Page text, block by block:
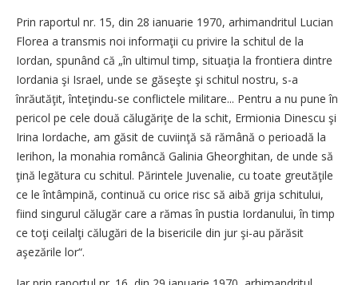
Prin raportul nr. 15, din 28 ianuarie 1970, arhimandritul Lucian
Florea a transmis noi informaţii cu privire la schitul de la
Iordan, spunând că „în ultimul timp, situaţia la frontiera dintre
Iordania şi Israel, unde se găseşte şi schitul nostru, s-a
înrăutăţit, înteţindu-se conflictele militare... Pentru a nu pune în
pericol pe cele două călugăriţe de la schit, Ermionia Dinescu şi
Irina Iordache, am găsit de cuviinţă să rămână o perioadă la
Ierihon, la monahia româncă Galinia Gheorghitan, de unde să
ţină legătura cu schitul. Părintele Juvenalie, cu toate greutăţile
ce le întâmpină, continuă cu orice risc să aibă grija schitului,
fiind singurul călugăr care a rămas în pustia Iordanului, în timp
ce toţi ceilalţi călugări de la bisericile din jur şi-au părăsit
aşezările lor“.